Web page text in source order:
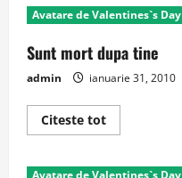
Avatare de Valentines`s Day
Sunt mort dupa tine
admin ianuarie 31, 2010
Citeste totRead
more
mort
Avatare de Valentines`s Day